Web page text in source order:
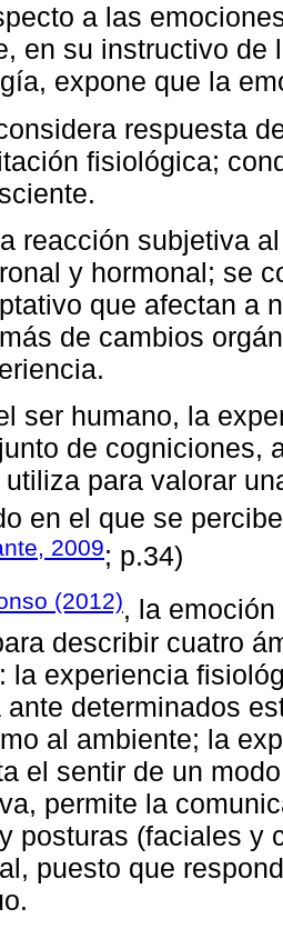
a las
en su instructivo de
expone que la
respuesta
fisiológica;
reacción subjetiva
y hormonal; se
que afectan a
de cambios
ser humano, la
de cogniciones,
utiliza para valorar
en el que se
2009; p.34)
(2012), la
describir cuatro
la experiencia
ante determinados
al ambiente; la
el sentir de un
permite la
posturas (faciales y
puesto que